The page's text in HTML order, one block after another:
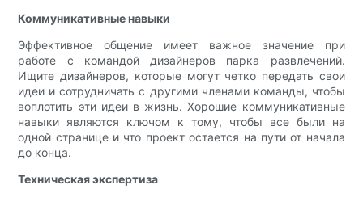
Коммуникативные навыки
Эффективное общение имеет важное значение при
работе с командой дизайнеров парка развлечений.
Ищите дизайнеров, которые могут четко передать свои
идеи и сотрудничать с другими членами команды, чтобы
воплотить эти идеи в жизнь. Хорошие коммуникативные
навыки являются ключом к тому, чтобы все были на
одной странице и что проект остается на пути от начала
до конца.
Техническая экспертиза